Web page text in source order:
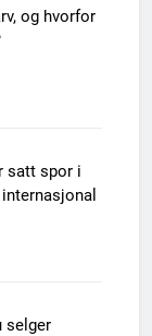
og hvorfor
satt spor i
selger